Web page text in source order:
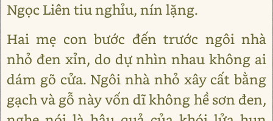
Ngọc Liên tiu nghỉu, nín lặng.
Hai mẹ con bước đến trước ngôi nhà
nhỏ đen xỉn, do dự nhìn nhau không ai
dám gõ cửa. Ngôi nhà nhỏ xây cất bằng
gạch và gỗ này vốn dĩ không hề sơn đen,